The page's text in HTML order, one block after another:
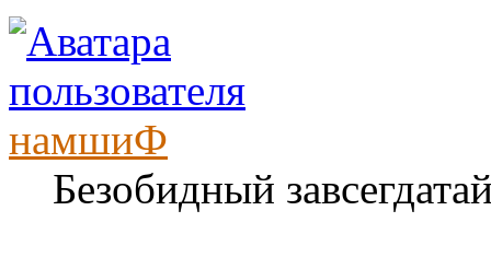
намшиФ
Безобидный